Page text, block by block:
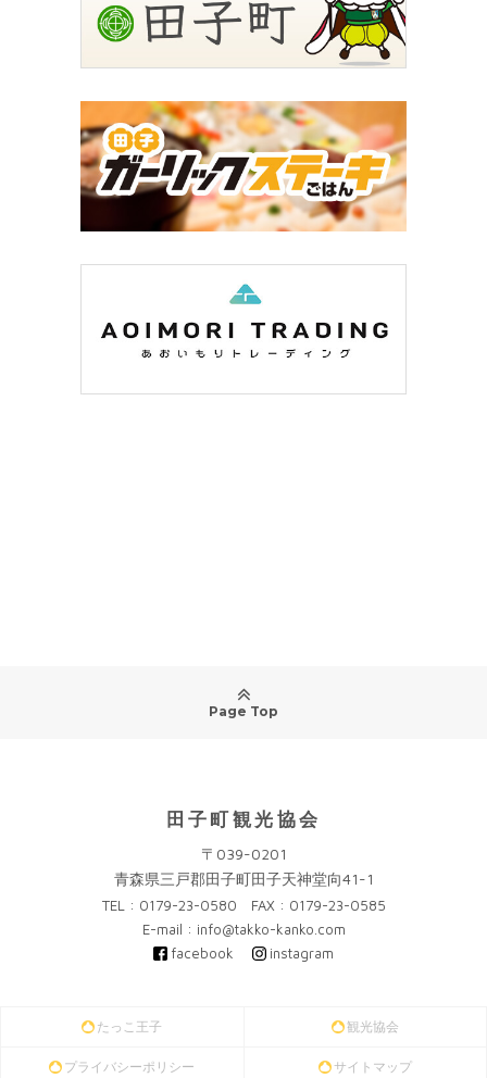
Page Top
田子町観光協会
〒039-0201
青森県三戸郡田子町田子天神堂向41-1
TEL : 0179-23-0580 FAX : 0179-23-0585
E-mail : info@takko-kanko.com
facebook
instagram
たっこ王子 観光協会
プライバシーポリシー サイトマップ